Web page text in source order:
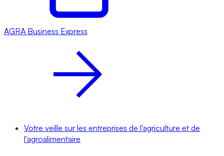
AGRA Business Express
Votre veille sur les entreprises de l'agriculture et de
l'agroalimentaire